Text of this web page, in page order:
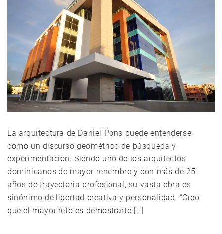
La arquitectura de Daniel Pons puede entenderse
como un discurso geométrico de búsqueda y
experimentación. Siendo uno de los arquitectos
dominicanos de mayor renombre y con más de 25
años de trayectoria profesional, su vasta obra es
sinónimo de libertad creativa y personalidad. “Creo
que el mayor reto es demostrarte […]